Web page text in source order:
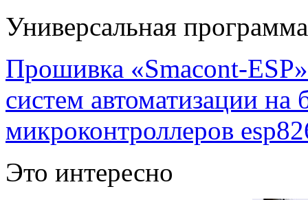
Универсальная
Прошивка «Smacont-
систем автоматизации
микроконтроллеров
Это интересно